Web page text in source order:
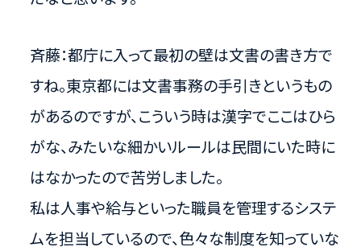
斉藤：都庁に入って最初の壁は文書の書き方で
すね。東京都には文書事務の手引きというもの
があるのですが、こういう時は漢字でここはひら
がな、みたいな細かいルールは民間にいた時に
はなかったので苦労しました。
私は人事や給与といった職員を管理するシステ
ムを担当しているので、色々な制度を知っていな